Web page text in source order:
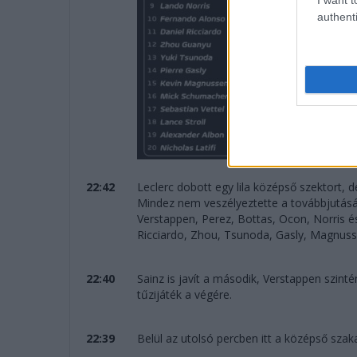
22:42
Leclerc dobott egy lila középső szektort,
Mindez nem veszélyeztette a
Verstappen, Perez, Bottas, Ocon, Norris
Ricciardo, Zhou, Tsunoda, Gasly,
22:40
Sainz is javít a második, Verstappen
tűzijáték a végére.
22:39 Belül az utolsó percben itt a középső